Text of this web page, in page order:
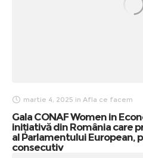
martie 4, 2025 in Afla ce facem
Gala CONAF Women in
inițiativă din România care
al Parlamentului European,
consecutiv